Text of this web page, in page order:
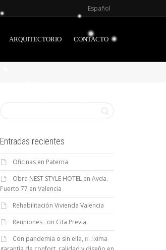
Español
ARQUITECTORIO CONTACTO
Entradas recientes
Oficinas en Paterna
Obra NEST STYLE HOTEL en Avda.
Puerto 77 en Valencia
Rehabilitación Vivienda Valencia
Reuniones con Cita Previa
Con pandemia o sin ella, máxima